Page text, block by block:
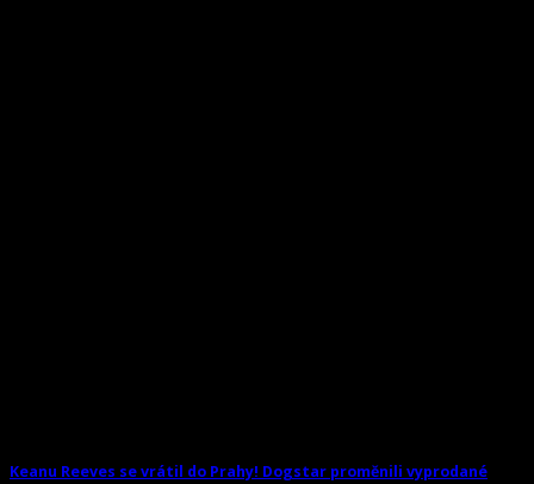
Keanu Reeves se vrátil do Prahy! Dogstar proměnili vyprodané